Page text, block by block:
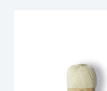
Items van